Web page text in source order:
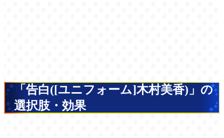
「告白([ユニフォーム]木村美香)」の
選択肢・効果